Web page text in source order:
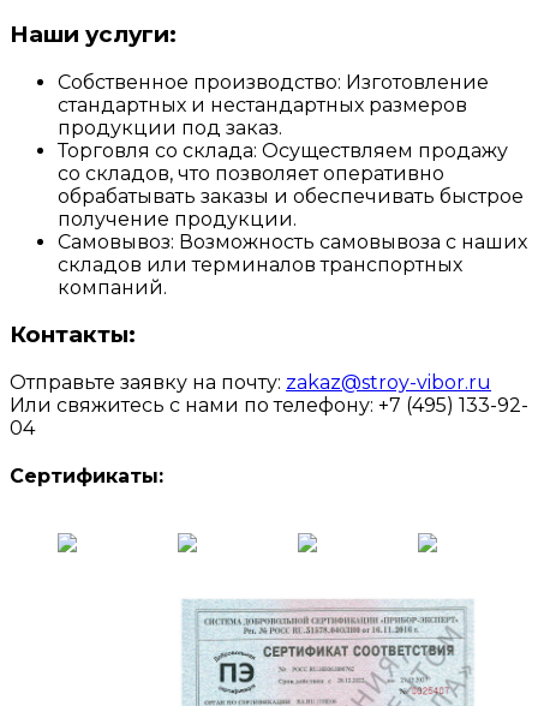
Наши услуги:
Собственное производство: Изготовление
стандартных и нестандартных размеров
продукции под заказ.
Торговля со склада: Осуществляем продажу
со складов, что позволяет оперативно
обрабатывать заказы и обеспечивать быстрое
получение продукции.
Самовывоз: Возможность самовывоза с наших
складов или терминалов транспортных
компаний.
Контакты:
Отправьте заявку на почту: zakaz@stroy-vibor.ru
Или свяжитесь с нами по телефону: +7 (495) 133-92-
04
Сертификаты: